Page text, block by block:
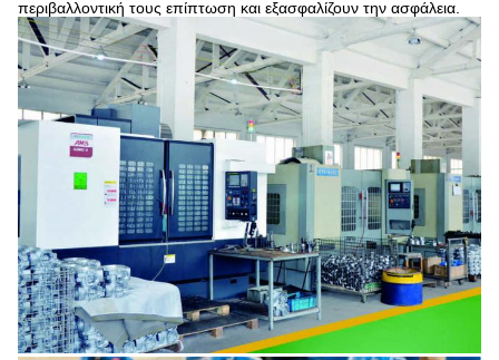
περιβαλλοντική τους επίπτωση και εξασφαλίζουν την ασφάλεια.